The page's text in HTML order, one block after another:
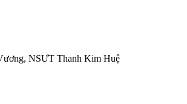
NSƯT Thanh Kim Huệ